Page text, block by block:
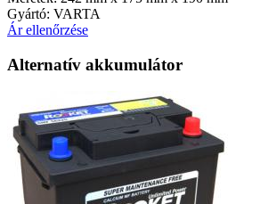
Gyártó: VARTA
Ár ellenőrzése
Alternatív akkumulátor